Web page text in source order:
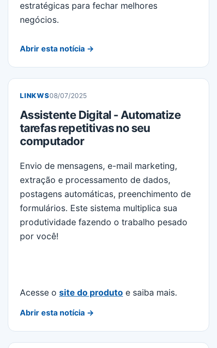
estratégicas para fechar melhores
negócios.
Abrir esta notícia →
LINKWS08/07/2025
Assistente Digital - Automatize
tarefas repetitivas no seu
computador
Envio de mensagens, e-mail marketing,
extração e processamento de dados,
postagens automáticas, preenchimento de
formulários. Este sistema multiplica sua
produtividade fazendo o trabalho pesado
por você!
Acesse o site do produto e saiba mais.
Abrir esta notícia →